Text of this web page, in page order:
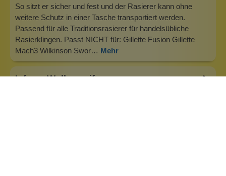
So sitzt er sicher und fest und der Rasierer kann ohne
weitere Schutz in einer Tasche transportiert werden.
Passend für alle Traditionsrasierer für handelsübliche
Rasierklingen. Passt NICHT für: Gillette Fusion Gillette
Mach3 Wilkinson Swor… Mehr
Info zu Wolkenseifen